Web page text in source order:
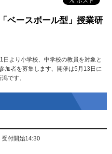
ベースボール型」授業研
より小学校、中学校の教員を対象と
加者を募集します。開催は5月13日に
です。
付開始14:30